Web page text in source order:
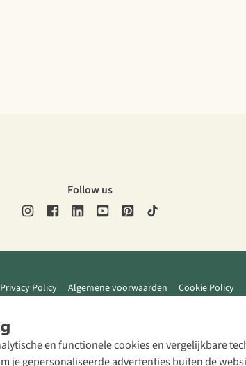
en functionele cookies en vergelijkbare
gepersonaliseerde advertenties buiten de
Follow us
Privacy Policy Algemene voorwaarden Cookie Policy